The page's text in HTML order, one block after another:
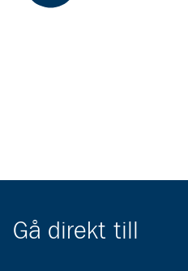
Gå direkt till